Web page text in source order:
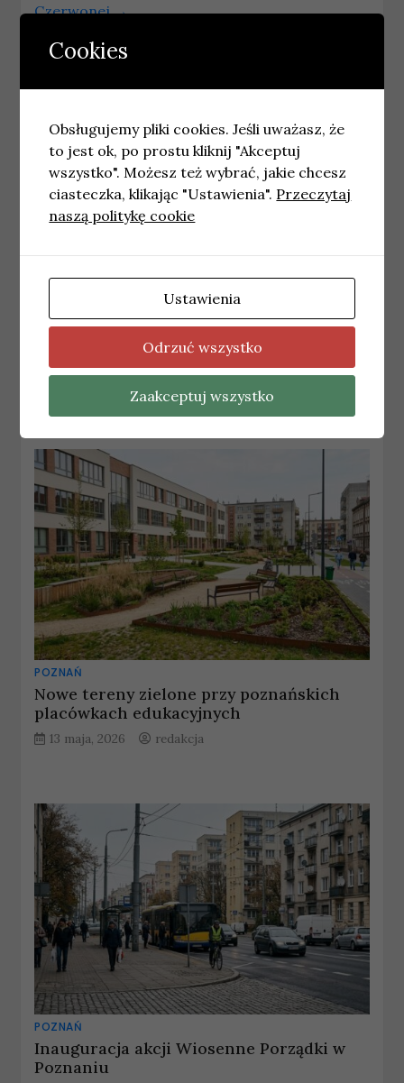
Czerwonej→
POZNAŃ
Akcja krwiodawstwa w Poznaniu: 2
czerwca przy ul. Wszystkich Świętych
POZNAŃ
Nowe tereny zielone przy poznańskich
placówkach edukacyjnych
13 maja, 2026 redakcja
POZNAŃ
Inauguracja akcji Wiosenne Porządki w
Poznaniu
Cookies
Obsługujemy pliki cookies. Jeśli uważasz, że
to jest ok, po prostu kliknij "Akceptuj
wszystko". Możesz też wybrać, jakie chcesz
ciasteczka, klikając "Ustawienia". Przeczytaj
naszą politykę cookie
Ustawienia
Odrzuć wszystko
Zaakceptuj wszystko